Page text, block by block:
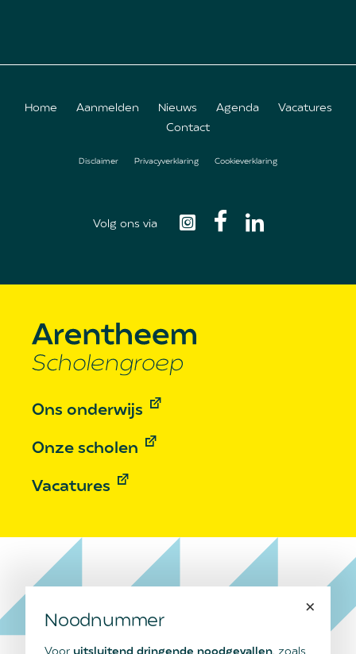
×
Noodnummer
Home Aanmelden Nieuws Agenda
Vacatures
Contact
Footer
Disclaimer Privacyverklaring Cookieverklaring
Volg ons via
Ons onderwijs
Onze scholen
Vacatures